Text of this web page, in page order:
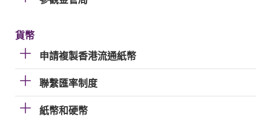
貨幣
申請複製香港流通紙幣
聯繫匯率制度
紙幣和硬幣